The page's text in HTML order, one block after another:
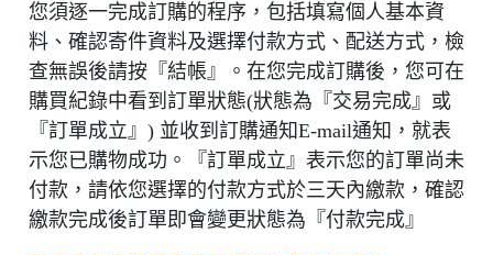
您須逐一完成訂購的程序，包括填寫個人基本資
料、確認寄件資料及選擇付款方式、配送方式，檢
查無誤後請按『結帳』。在您完成訂購後，您可在
購買紀錄中看到訂單狀態(狀態為『交易完成』或
『訂單成立』) 並收到訂購通知E-mail通知，就表
示您已購物成功。『訂單成立』表示您的訂單尚未
付款，請依您選擇的付款方式於三天內繳款，確認
繳款完成後訂單即會變更狀態為『付款完成』